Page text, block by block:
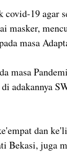
19 agar
masker,
masa
masa
adakannya
dan
Bekasi, juga